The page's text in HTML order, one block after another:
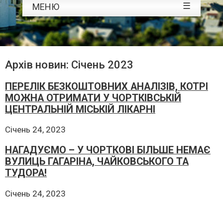
МЕНЮ ☰
Архів новин: Січень 2023
ПЕРЕЛІК БЕЗКОШТОВНИХ АНАЛІЗІВ, КОТРІ
МОЖНА ОТРИМАТИ У ЧОРТКІВСЬКІЙ
ЦЕНТРАЛЬНІЙ МІСЬКІЙ ЛІКАРНІ
Січень 24, 2023
НАГАДУЄМО – У ЧОРТКОВІ БІЛЬШЕ НЕМАЄ
ВУЛИЦЬ ГАГАРІНА, ЧАЙКОВСЬКОГО ТА
ТУДОРА!
Січень 24, 2023